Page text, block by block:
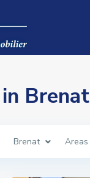
Brenat
Brenat Areas